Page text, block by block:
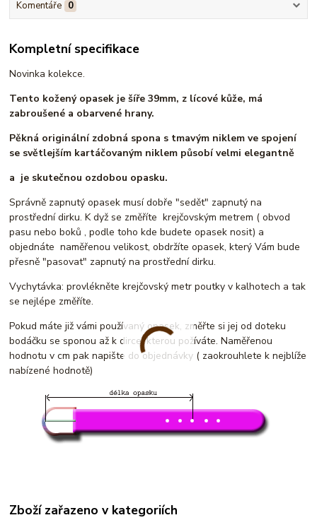
Komentáře 0
Kompletní specifikace
Novinka kolekce.
Tento kožený opasek je šíře 39mm, z lícové kůže, má
zabroušené a obarvené hrany.
Pěkná originální zdobná spona s tmavým niklem ve spojení
se světlejším kartáčovaným niklem působí velmi elegantně
a je skutečnou ozdobou opasku.
Správně zapnutý opasek musí dobře "sedět" zapnutý na
prostřední dirku. K dyž se změříte krejčovským metrem ( obvod
pasu nebo boků , podle toho kde budete opasek nosit) a
objednáte naměřenou velikost, obdržíte opasek, který Vám bude
přesně "pasovat" zapnutý na prostřední dirku.
Vychytávka: provlékněte krejčovský metr poutky v kalhotech a tak
se nejlépe změříte.
Pokud máte již vámi používaný opasek, změřte si jej od doteku
bodáčku se sponou až k dirce, kterou požíváte. Naměřenou
hodnotu v cm pak napište do objednávky ( zaokrouhlete k nejblíže
nabízené hodnotě)
Zboží zařazeno v kategoriích